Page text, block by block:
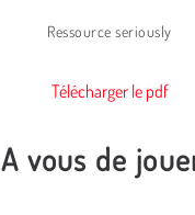
Ressource seriously
Télécharger le pdf
A vous de